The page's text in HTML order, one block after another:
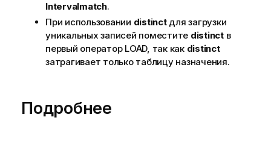
Intervalmatch.
При использовании distinctдля загрузки
уникальных записей поместите distinctв
первый оператор LOAD, так как distinct
затрагивает только таблицу назначения.
Подробнее